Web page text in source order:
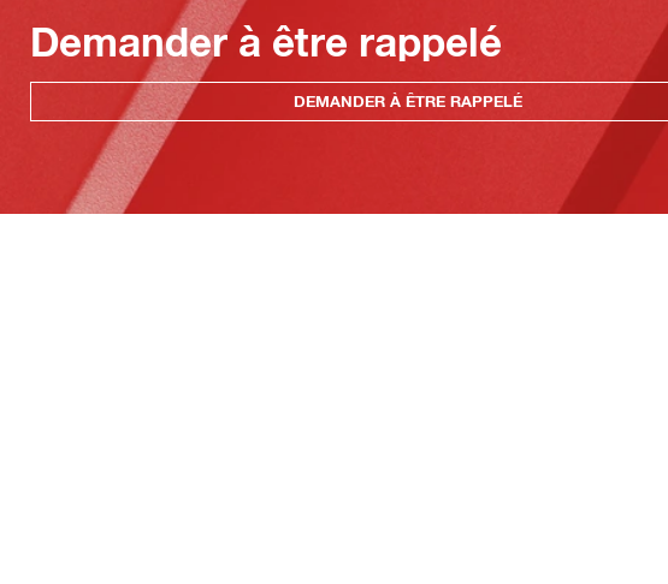
Demander à être rappelé
DEMANDER À ÊTRE RAPPELÉ